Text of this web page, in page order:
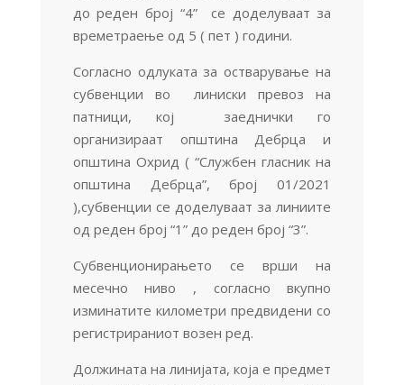
до реден број “4” се доделуваат за
времетраење од 5 ( пет ) години.
Согласно одлуката за остварување на
субвенции во линиски превоз на
патници, кој заеднички го
организираат општина Дебрца и
општина Охрид ( “Службен гласник на
општина Дебрца”, број 01/2021
),субвенции се доделуваат за линиите
од реден број “1” до реден број “3”.
Субвенционирањето се врши на
месечно ниво , согласно вкупно
изминатите километри предвидени со
регистрираниот возен ред.
Должината на линијата, која е предмет